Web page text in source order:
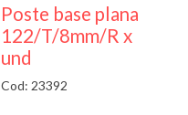
Poste base plana
122/T/8mm/R x
und
Cod: 23392